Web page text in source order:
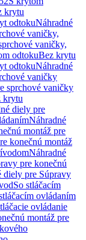
krytu
odtokuNáhradné
vaničky,
vaničky,
odtokuBez krytu
odtokuNáhradné
vaničky
sprchové vaničky
krytu
diely pre
Náhradné
montáž pre
konečnú montáž
Náhradné
pre konečnú
diely pre Súpravy
So stláčacím
ovládaním
ovládanie
montáž pre